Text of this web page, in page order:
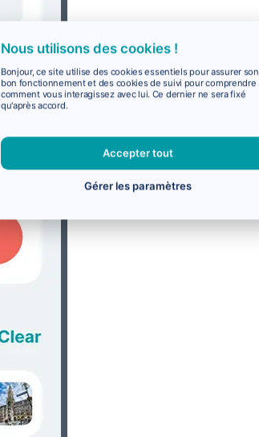
Nous utilisons des cookies !
Bonjour, ce site utilise des cookies essentiels pour assurer son
bon fonctionnement et des cookies de suivi pour comprendre
comment vous interagissez avec lui. Ce dernier ne sera fixé
qu'après accord.
Accepter tout
Gérer les paramètres